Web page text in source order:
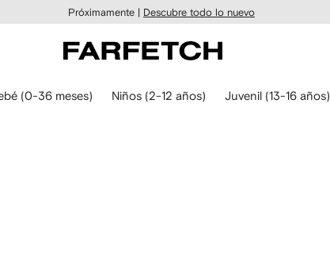
Próximamente | Descubre todo lo nuevo
(0-36 meses) Niños (2-12 años) Juvenil (13-16 años)